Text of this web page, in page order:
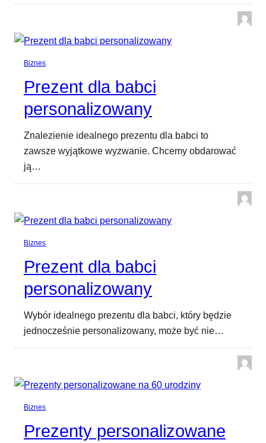
Biznes
Prezent dla babci
personalizowany
Znalezienie idealnego prezentu dla babci to
zawsze wyjątkowe wyzwanie. Chcemy obdarować
ją…
Biznes
Prezent dla babci
personalizowany
Wybór idealnego prezentu dla babci, który będzie
jednocześnie personalizowany, może być nie…
Biznes
Prezenty personalizowane